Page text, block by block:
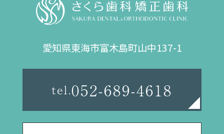
愛知県東海市富木島町山中137-1
tel.052-689-4618